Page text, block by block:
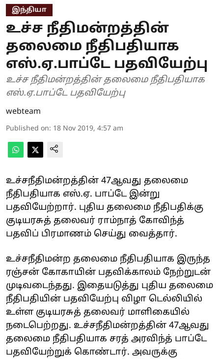
இந்தியா
உச்ச நீதிமன்றத்தின்
தலைமை நீதிபதியாக
எஸ்.ஏ.பாப்டே பதவியேற்பு
உச்ச நீதிமன்றத்தின் தலைமை நீதிபதியாக
எஸ்.ஏ.பாப்டே பதவியேற்பு
webteam
Published on: 18 Nov 2019, 4:57 am
உச்சநீதிமன்றத்தின் 47ஆவது தலைமை
நீதிபதியாக எஸ்.ஏ. பாப்டே இன்று
பதவியேற்றார். புதிய தலைமை நீதிபதிக்கு
குடியரசுத் தலைவர் ராம்நாத் கோவிந்த்
பதவிப் பிரமாணம் செய்து வைத்தார்.
உச்சநீதிமன்ற தலைமை நீதிபதியாக இருந்த
ரஞ்சன் கோகாயின் பதவிக்காலம் நேற்றுடன்
முடிவடைந்தது. இதையடுத்து புதிய தலைமை
நீதிபதியின் பதவியேற்பு விழா டெல்லியில்
உள்ள குடியரசுத் தலைவர் மாளிகையில்
நடைபெற்றது. உச்சநீதிமன்றத்தின் 47ஆவது
தலைமை நீதிபதியாக சரத் அரவிந்த் பாப்டே
பதவியேற்றுக் கொண்டார். அவருக்கு